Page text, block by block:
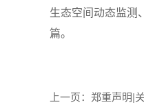
生态空间动态监测
篇。
上一页：郑重声明|